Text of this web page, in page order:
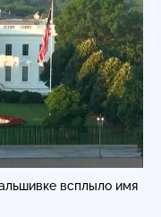
всплыло имя